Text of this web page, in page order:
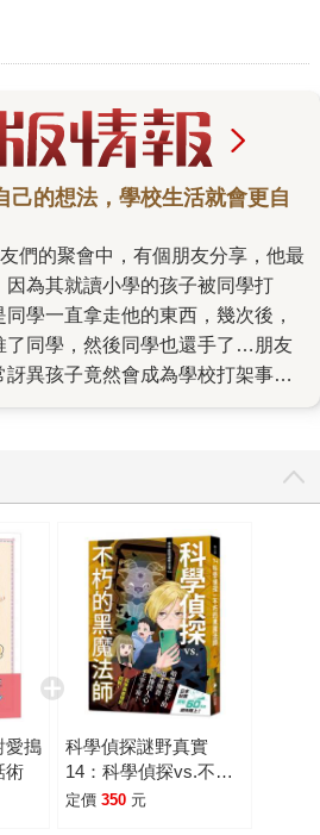
己的想法，學校生活就會更自
為其就讀小學的孩子被同學打
學一直拿走他的東西，幾次後，
了同學，然後同學也還手了…朋友
異孩子竟然會成為學校打架事件
，她的小孩與幾個同學在下課時聊
的頭髪很直很好看時，那位男生
家才發現，小朋友在小學的生活情
道的可能只是九牛一毛，因為小孩
時，有些小事可能已經變成嚴重的
分享學校生活的點點滴滴是好事，
自己的經歷與解決問題的方法。回
們一樣有著這些經歷，會遇到各種
的家人也是如此，最終還是得靠孩
需要過度擔心孩子，如同這本書的
愛搗
術
科學偵探謎野真實
14：科學偵探vs.不朽
的黑魔法師
定價 350 元